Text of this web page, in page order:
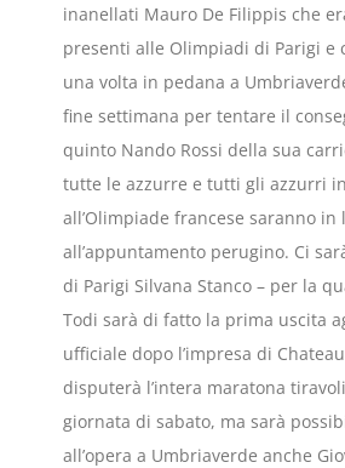
inanellati Mauro De Filippis che
presenti alle Olimpiadi di Parigi e
una volta in pedana a
fine settimana per tentare il
quinto Nando Rossi della sua
tutte le azzurre e tutti gli azzurri
all’Olimpiade francese saranno in
all’appuntamento perugino. Ci
di Parigi Silvana Stanco – per la
Todi sarà di fatto la prima uscita
ufficiale dopo l’impresa di
disputerà l’intera maratona
giornata di sabato, ma sarà
all’opera a Umbriaverde anche